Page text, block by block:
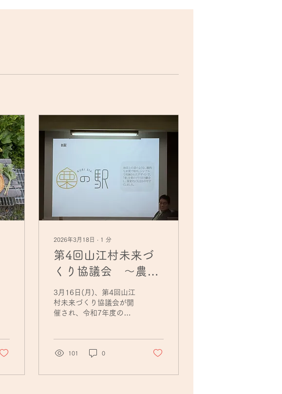
2026年3月18日 ∙ 1 分
第4回山江村未来づ
くり協議会 ～農村
RMO～
3月16日(月)、第4回山江
村未来づくり協議会が開
催され、令和7年度の活
間が手作業の10分の1に
農産物を活用した加工品
101 0